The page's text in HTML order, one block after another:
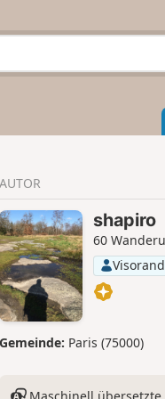
AUTOR
shapiro
60
Gemeinde: Paris (75000)
Maschinell übersetzte